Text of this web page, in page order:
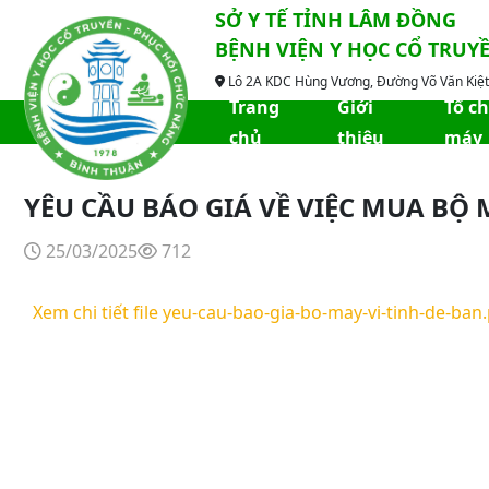
SỞ Y TẾ TỈNH LÂM ĐỒNG
BỆNH VIỆN Y HỌC CỔ
Lô 2A KDC Hùng Vương, Đường Võ Văn
Trang
chủ
Giới
thiệu
Tổ
máy
YÊU CẦU BÁO GIÁ VỀ VIỆC MUA
25/03/2025 712
Xem chi tiết file yeu-cau-bao-gia-bo-may-vi-tinh-de-